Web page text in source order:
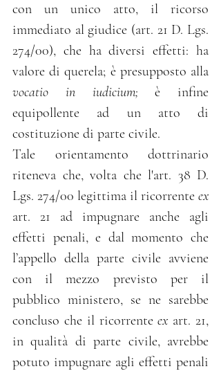
con un unico atto, il ricorso
immediato al giudice (art. 21 D. Lgs.
274/00), che ha diversi effetti: ha
valore di querela; è presupposto alla
vocatio in iudicium; è infine
equipollente ad un atto di
costituzione di parte civile.
Tale orientamento dottrinario
riteneva che, volta che l'art. 38 D.
Lgs. 274/00 legittima il ricorrente ex
art. 21 ad impugnare anche agli
effetti penali, e dal momento che
l’appello della parte civile avviene
con il mezzo previsto per il
pubblico ministero, se ne sarebbe
concluso che il ricorrente ex art. 21,
in qualità di parte civile, avrebbe
potuto impugnare agli effetti penali